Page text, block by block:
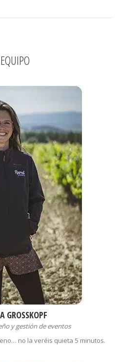
GROSSKOPF
y gestión de eventos
no la veréis quieta 5 minutos.